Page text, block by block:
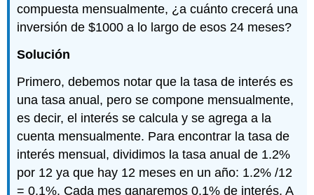
compuesta mensualmente, ¿a cuánto crecerá una
inversión de $1000 a lo largo de esos 24 meses?
Solución
Primero, debemos notar que la tasa de interés es
una tasa anual, pero se compone mensualmente,
es decir, el interés se calcula y se agrega a la
cuenta mensualmente. Para encontrar la tasa de
interés mensual, dividimos la tasa anual de 1.2%
por 12 ya que hay 12 meses en un año: 1.2% /12
= 0.1%. Cada mes ganaremos 0.1% de interés. A